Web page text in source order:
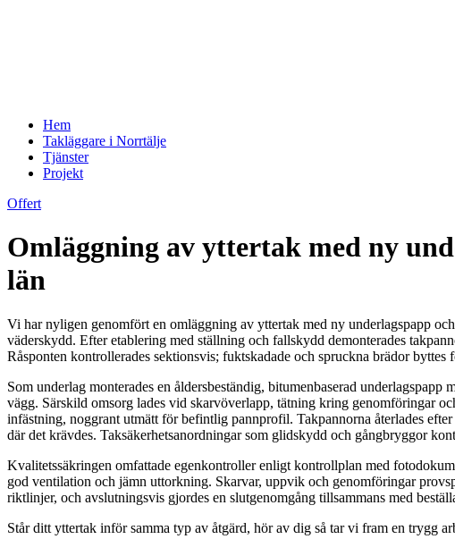
Hem
Takläggare i Norrtälje
Tjänster
Projekt
Offert
Omläggning av yttertak med ny
län
Vi har nyligen genomfört en omläggning av yttertak med ny underlagspapp
väderskydd. Efter etablering med ställning och fallskydd demonterades
Råsponten kontrollerades sektionsvis; fuktskadade och spruckna brädor
Som underlag monterades en åldersbeständig, bitumenbaserad
vägg. Särskild omsorg lades vid skarvöverlapp, tätning kring genomföringar
infästning, noggrant utmätt för befintlig pannprofil. Takpannorna återlades
där det krävdes. Taksäkerhetsanordningar som glidskydd och gångbryggor
Kvalitetssäkringen omfattade egenkontroller enligt kontrollplan med
god ventilation och jämn uttorkning. Skarvar, uppvik och genomföringar
riktlinjer, och avslutningsvis gjordes en slutgenomgång tillsammans med
Står ditt yttertak inför samma typ av åtgärd, hör av dig så tar vi fram en trygg